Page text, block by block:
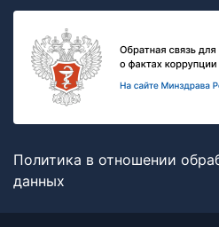
Политика в отношении
данных